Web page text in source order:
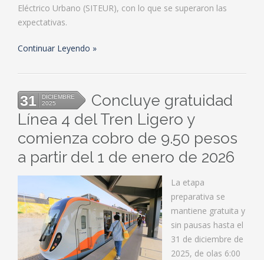
Eléctrico Urbano (SITEUR), con lo que se superaron las
expectativas.
Continuar Leyendo
31
DICIEMBRE
2025
Concluye gratuidad
Línea 4 del Tren Ligero y
comienza cobro de 9.50 pesos
a partir del 1 de enero de 2026
La etapa
preparativa se
mantiene gratuita y
sin pausas hasta el
31 de diciembre de
2025, de olas 6:00